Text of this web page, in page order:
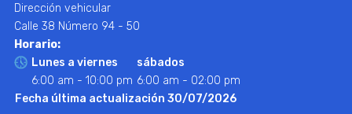
Dirección vehicular
Calle 38 Número 94 - 50
Horario:
Lunes a viernes
6:00 am - 10:00 pm
sábados
6:00 am - 02:00 pm
Fecha última actualización 30/07/2026